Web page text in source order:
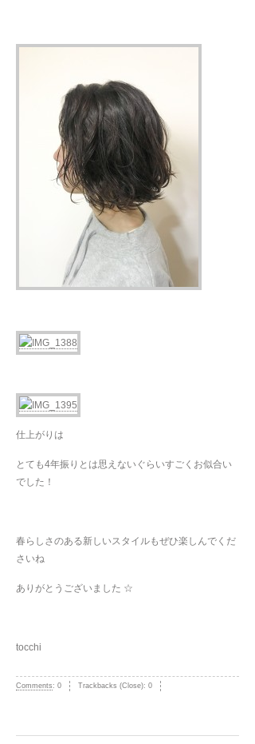
仕上がりは
とても4年振りとは思えないぐらいすごくお似合い
でした！
春らしさのある新しいスタイルもぜひ楽しんでくだ
さいね
ありがとうございました ☆
tocchi
Comments: 0 Trackbacks (Close): 0